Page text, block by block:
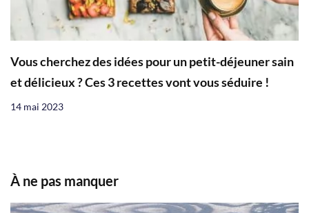
Vous cherchez des idées pour un petit-déjeuner sain
et délicieux ? Ces 3 recettes vont vous séduire !
14 mai 2023
À ne pas manquer